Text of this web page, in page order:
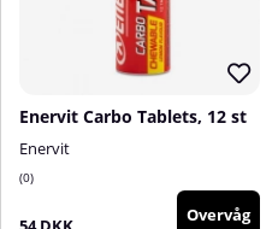
Enervit Carbo Tablets, 12 st
Enervit
0
Overvåg